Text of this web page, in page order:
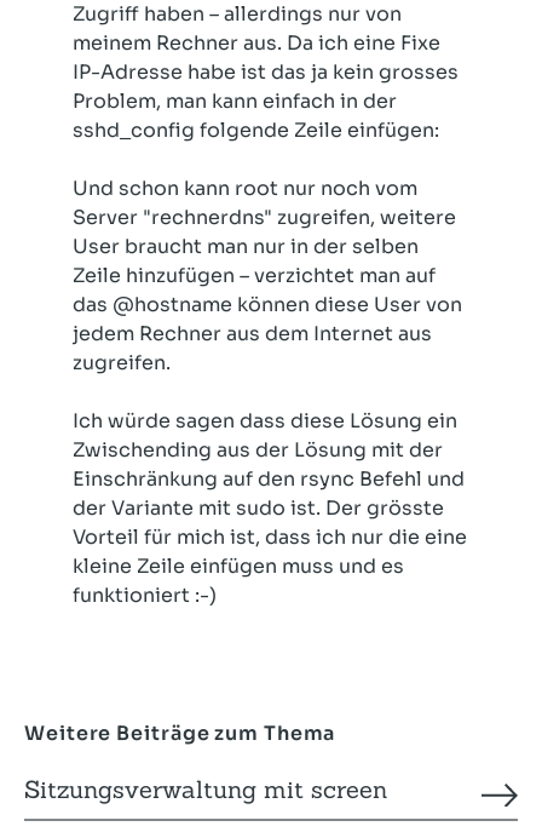
Zugriff haben – allerdings nur von
meinem Rechner aus. Da ich eine Fixe
IP-Adresse habe ist das ja kein grosses
Problem, man kann einfach in der
sshd_config folgende Zeile einfügen:
Und schon kann root nur noch vom
Server "rechnerdns" zugreifen, weitere
User braucht man nur in der selben
Zeile hinzufügen – verzichtet man auf
das @hostname können diese User von
jedem Rechner aus dem Internet aus
zugreifen.
Ich würde sagen dass diese Lösung ein
Zwischending aus der Lösung mit der
Einschränkung auf den rsync Befehl und
der Variante mit sudo ist. Der grösste
Vorteil für mich ist, dass ich nur die eine
kleine Zeile einfügen muss und es
funktioniert :-)
Weitere Beiträge zum Thema
Sitzungsverwaltung mit screen